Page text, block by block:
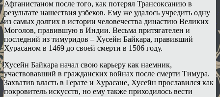
Афганистаном после того, как потерял Трансоксанию в
результате нашествия узбеков. Ему же удалось учредить одну
из самых долгих в истории человечества династию Великих
Моголов, правившую в Индии. Весьма притягателен и
последний из тимуридов – Хусейн Байкара, правивший
Хурасаном в 1469 до своей смерти в 1506 году.
Хусейн Байкара начал свою карьеру как наемник,
участвовавший в гражданских войнах после смерти Тимура.
Захватив власть в Герате и Хурасане, Хусейн прославился как
покровитель искусств, но ему также приходилось вести